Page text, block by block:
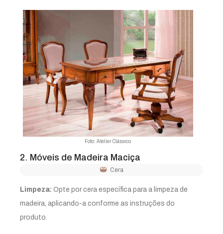
Foto: Atelier Clássico
2. Móveis de Madeira Maciça
Cera
Limpeza: Opte por cera específica para a limpeza de
madeira, aplicando-a conforme as instruções do
produto.